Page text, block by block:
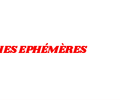
EPHÉMÈRES